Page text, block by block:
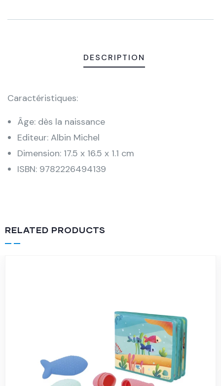
DESCRIPTION
Caractéristiques:
Âge: dès la naissance
Editeur: Albin Michel
Dimension: 17.5 x 16.5 x 1.1 cm
ISBN: 9782226494139
RELATED PRODUCTS